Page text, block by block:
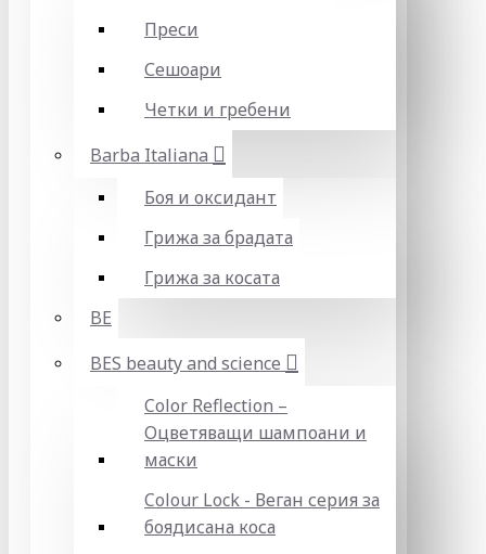
Преси
Сешоари
Четки и гребени
Barba Italiana
Боя и оксидант
Грижа за брадата
Грижа за косата
BE
BES beauty and science
Color Reflection –
Оцветяващи шампоани и
маски
Colour Lock - Веган серия за
боядисана коса